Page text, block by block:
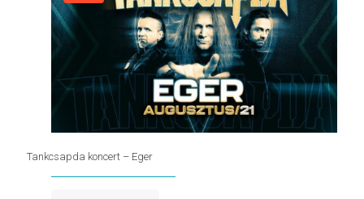
Tankcsapda koncert – Eger